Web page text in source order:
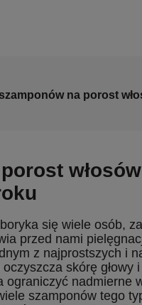
na porost
się wiele osób,
przed nami
z najprostszych i
skórę głowy
ograniczyć nadmierne
szamponów tego